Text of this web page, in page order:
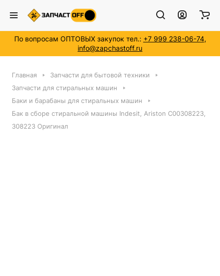
По вопросам ОПТОВЫХ закупок тел.: +7 999 238-06-74,
info@zapchastoff.ru
Главная
Запчасти для бытовой техники
Запчасти для стиральных машин
Баки и барабаны для стиральных машин
Бак в сборе стиральной машины Indesit, Ariston C00308223,
308223 Оригинал